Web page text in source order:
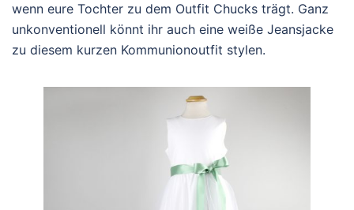
wenn eure Tochter zu dem Outfit Chucks trägt. Ganz
unkonventionell könnt ihr auch eine weiße Jeansjacke
zu diesem kurzen Kommunionoutfit stylen.